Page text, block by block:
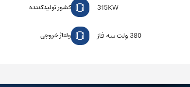
315KW کشور تولیدکننده
380 ولت سه فاز ولتاژ خروجی